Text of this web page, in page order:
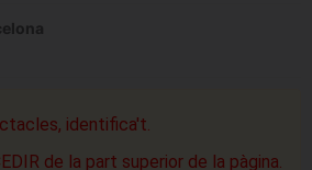
identifica't.
de la part superior de la pàgina.